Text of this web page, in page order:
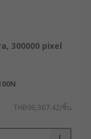
เช่น จอ
มัก
ที่มาพร้อม
ดใหญ่ที่มี
ดไม่ได้ใน
รับการ
300000 pixel
THB96,367.42/ชิ้น